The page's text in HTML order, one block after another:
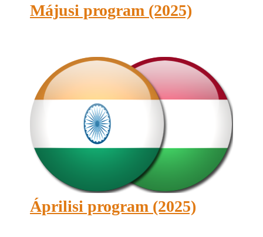
Májusi program (2025)
Áprilisi program (2025)